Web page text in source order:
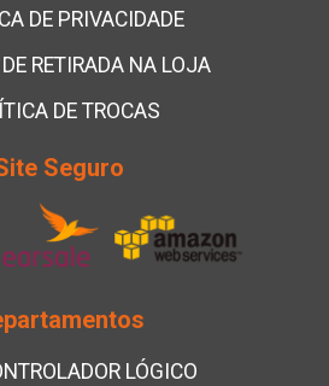
DE PRIVACIDADE
RETIRADA NA LOJA
DE TROCAS
Seguro
LÓGICO